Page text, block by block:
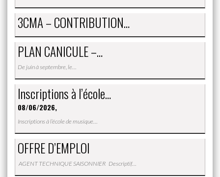
3CMA – CONTRIBUTION…
PLAN CANICULE –…
De juin à septembre, le…
Inscriptions à l’école…
08/06/2026,
Inscriptions à l’école de musique…
OFFRE D’EMPLOI
AGENT TECHNIQUE SAISONNIER Descriptif…